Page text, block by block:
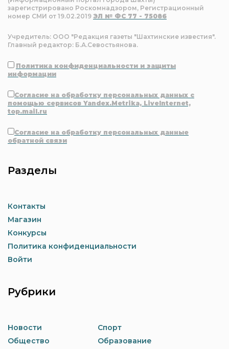
зарегистрировано Роскомнадзором, Регистрационный
номер СМИ от 19.02.2019 ЭЛ № ФС 77 - 75086
Учредитель: ООО "Редакция газеты "Шахтинские известия".
Главный редактор: Б.А.Севостьянова.
Политика конфиденциальности и защиты
информации
Согласие на обработку персональных данных с
помощью сервисов Yandex.Metrika, LiveInternet,
top.mail.ru
Согласие на обработку персональных данные
обратной связи
Разделы
Контакты
Магазин
Конкурсы
Политика конфиденциальности
Войти
Рубрики
Новости
Общество
Спорт
Образование